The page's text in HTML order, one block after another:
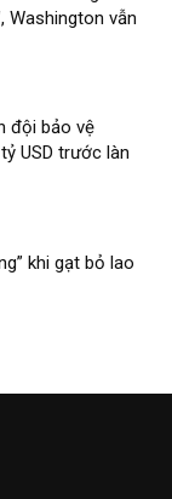
Washington vẫn
đội bảo vệ
USD trước làn
khi gạt bỏ lao